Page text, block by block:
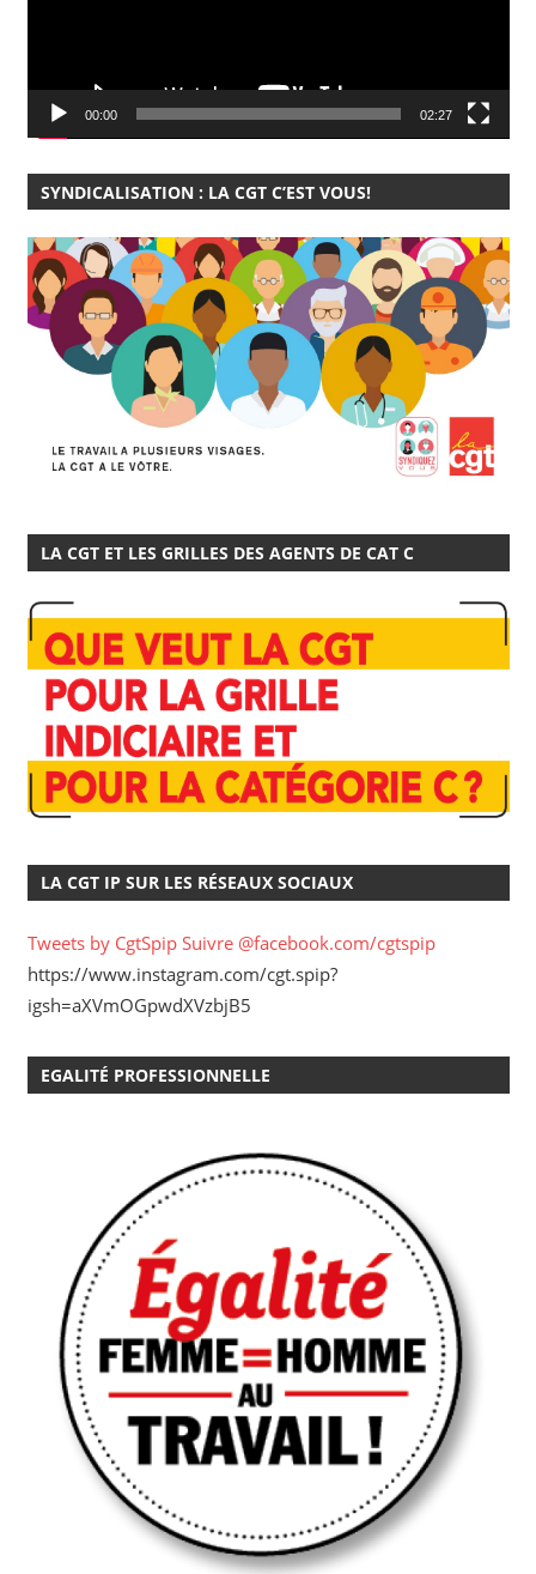
00:00 02:27
SYNDICALISATION : LA CGT C’EST VOUS!
LA CGT ET LES GRILLES DES AGENTS DE CAT C
LA CGT IP SUR LES RÉSEAUX SOCIAUX
Tweets by CgtSpip Suivre @facebook.com/cgtspip
https://www.instagram.com/cgt.spip?
igsh=aXVmOGpwdXVzbjB5
EGALITÉ PROFESSIONNELLE